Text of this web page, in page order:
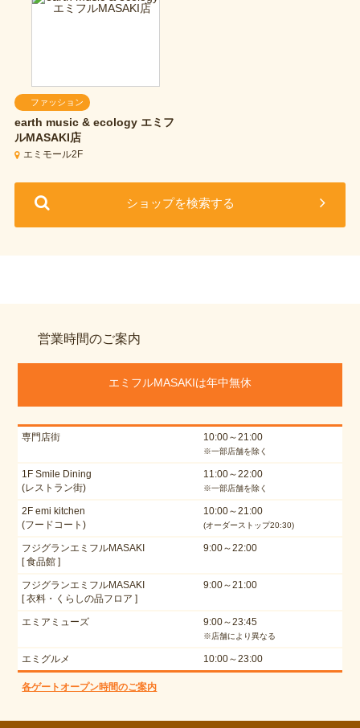
ファッション
earth music & ecology エミフ
ルMASAKI店
エミモール2F
ショップを検索する
営業時間のご案内
エミフルMASAKIは年中無休
専門店街 10:00～21:00
※一部店舗を除く
1F Smile Dining
(レストラン街)
11:00～22:00
※一部店舗を除く
2F emi kitchen
(フードコート)
10:00～21:00
(オーダーストップ20:30)
フジグランエミフルMASAKI
[ 食品館 ]
9:00～22:00
フジグランエミフルMASAKI
[ 衣料・くらしの品フロア ]
9:00～21:00
エミアミューズ 9:00～23:45
※店舗により異なる
エミグルメ 10:00～23:00
各ゲートオープン時間のご案内